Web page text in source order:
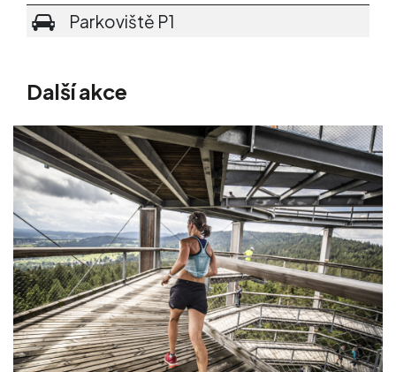
Parkoviště P1
Další akce